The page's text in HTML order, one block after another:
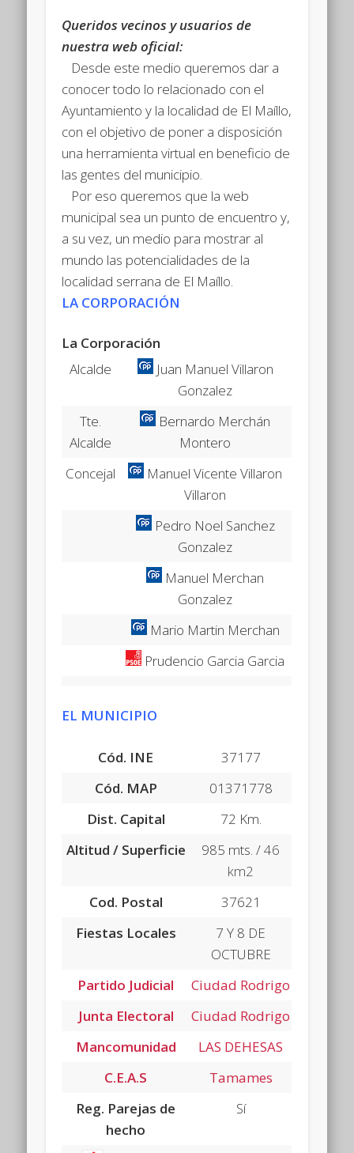
Queridos vecinos y usuarios de
nuestra web oficial:
Desde este medio queremos dar a
conocer todo lo relacionado con el
Ayuntamiento y la localidad de El Maíllo,
con el objetivo de poner a disposición
una herramienta virtual en beneficio de
las gentes del municipio.
Por eso queremos que la web
municipal sea un punto de encuentro y,
a su vez, un medio para mostrar al
mundo las potencialidades de la
localidad serrana de El Maíllo.
LA CORPORACIÓN
La Corporación
Alcalde
Juan Manuel Villaron
Gonzalez
Tte.
Alcalde
Bernardo Merchán
Montero
Concejal
Manuel Vicente Villaron
Villaron
Pedro Noel Sanchez
Gonzalez
Manuel Merchan
Gonzalez
Mario Martin Merchan
Prudencio Garcia Garcia
EL MUNICIPIO
Cód. INE
37177
Cód. MAP
01371778
Dist. Capital
72 Km.
Altitud / Superficie
985 mts. /46
km2
Cod. Postal
37621
Fiestas Locales
7 Y 8 DE
OCTUBRE
Partido Judicial
Ciudad Rodrigo
Junta Electoral
Ciudad Rodrigo
Mancomunidad
LAS DEHESAS
C.E.A.S
Tamames
Reg. Parejas de
hecho
Sí